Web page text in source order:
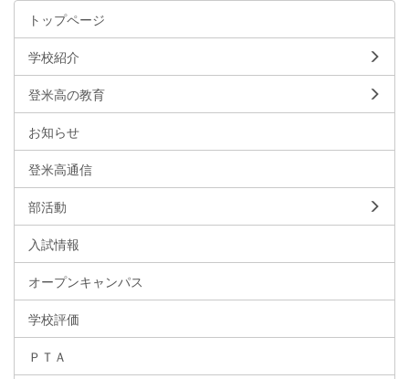
トップページ
学校紹介
登米高の教育
お知らせ
登米高通信
部活動
入試情報
オープンキャンパス
学校評価
ＰＴＡ